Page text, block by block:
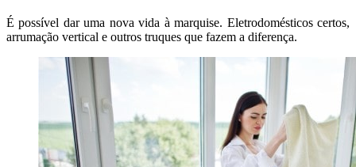
É possível dar uma nova vida à marquise. Eletrodomésticos certos,
arrumação vertical e outros truques que fazem a diferença.